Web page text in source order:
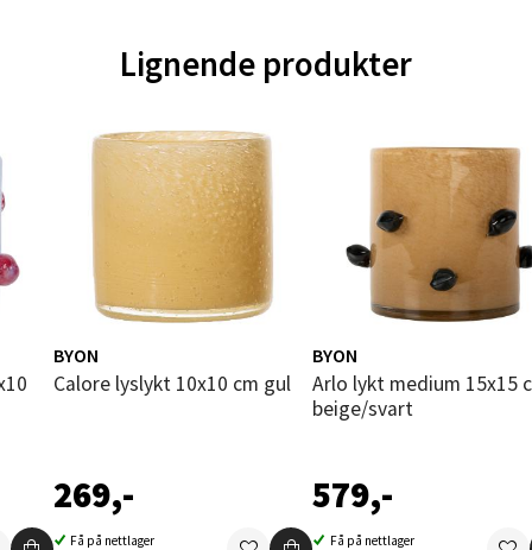
Lignende produkter
BYON
Calore lyslykt 10x10 cm gul
269,-
Få på nettlager
BYON
Arlo lykt medium 15x15 cm
beige/svart
579,-
Få på nettlager
14, 7606 Levanger
10-20
- Alti Mandal
55, 4517 Mandal
10-20
Rana - Thon Senter Mo i Rana